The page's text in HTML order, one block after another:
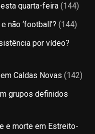
quarta-feira (144)
não ‘football’? (144)
por vídeo?
Caldas Novas (142)
grupos definidos
e morte em Estreito-